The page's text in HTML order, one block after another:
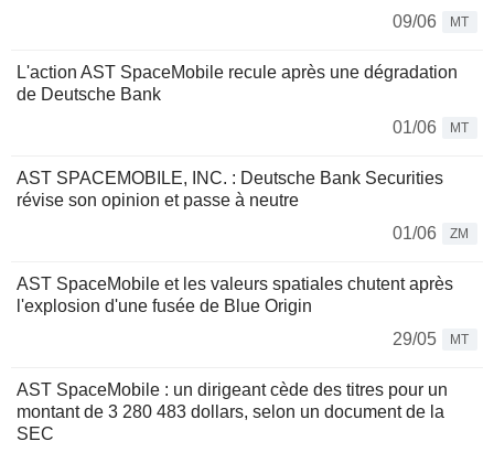
09/06
MT
L'action AST SpaceMobile recule après une dégradation
de Deutsche Bank
01/06
MT
AST SPACEMOBILE, INC. : Deutsche Bank Securities
révise son opinion et passe à neutre
01/06
ZM
AST SpaceMobile et les valeurs spatiales chutent après
l'explosion d'une fusée de Blue Origin
29/05
MT
AST SpaceMobile : un dirigeant cède des titres pour un
montant de 3 280 483 dollars, selon un document de la
SEC